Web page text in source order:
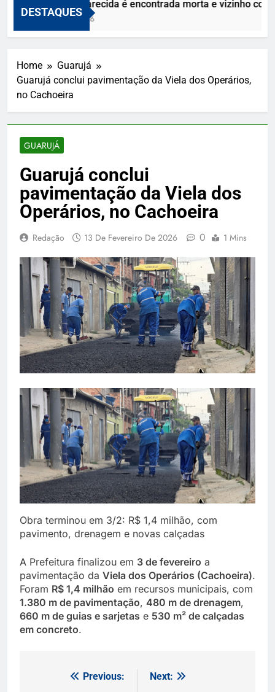
DESTAQUES
Mulher desaparecida é encontrada morta e vizinho
10 De Abril De 2026
Home
Guarujá
Guarujá conclui pavimentação da Viela dos Operários,
no Cachoeira
GUARUJÁ
Guarujá conclui
pavimentação da Viela dos
Operários, no Cachoeira
Redação 13 De Fevereiro De 2026 0 1 Mins
Obra terminou em 3/2: R$ 1,4 milhão, com
pavimento, drenagem e novas calçadas
A Prefeitura finalizou em 3 de fevereiro a
pavimentação da Viela dos Operários (Cachoeira).
Foram R$ 1,4 milhão em recursos municipais, com
1.380 m de pavimentação, 480 m de drenagem,
660 m de guias e sarjetas e 530 m² de calçadas
em concreto.
Navegação
Previous:
Next: